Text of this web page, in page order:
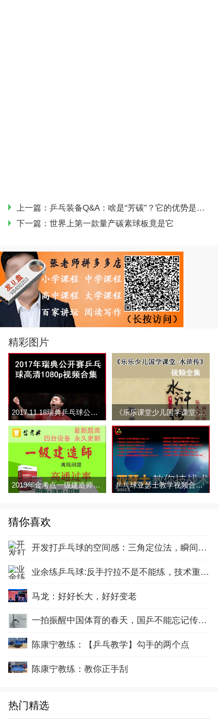
上一篇： 乒乓装备Q&A：啥是“芳碳”？它的优势是什么？
下一篇： 世界上第一款量产碳素球板竟是它
精彩图片
2017.11.18瑞典乒乓球公开赛男单视频全集百度网盘下载 《乐乐课堂少儿国学课堂-水浒传》视频全集百度网盘下载
2019年金考点一级建造师题库软件考典章节习题集电脑手机平板押题 乒乓球亚瑟士教学视频合集百度网盘下载
猜你喜欢
开发打乒乓球的空间感：三角定位法，瞬间找准最佳击球点
业余练乒乓球:反手拧拉不是不能练，技术重点就不在手上
马龙：好好长大，好好变老
一拍振醒中国体育的春天，国乒不能忘记传奇前辈这份初心！
陈康宁教练：【乒乓教学】勾手的两个点
陈康宁教练：教你正手刮
热门精选